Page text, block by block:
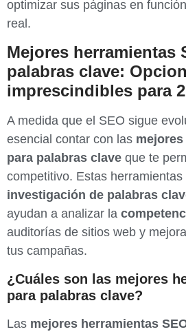
optimizar sus páginas en
real.
Mejores herramientas
palabras clave:
imprescindibles para
A medida que el SEO sigue
esencial contar con las
para palabras clave que te
competitivo. Estas
investigación de palabras
ayudan a analizar la
auditorías de sitios web y
tus campañas.
¿Cuáles son las mejores
para palabras clave?
Las mejores herramientas